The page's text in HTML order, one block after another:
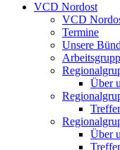
VCD Nordost
VCD
Termine
Unsere
Über
Über